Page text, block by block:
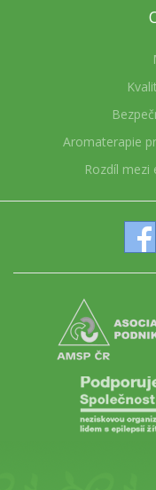
Aromaterapie
Rozdíl mezi